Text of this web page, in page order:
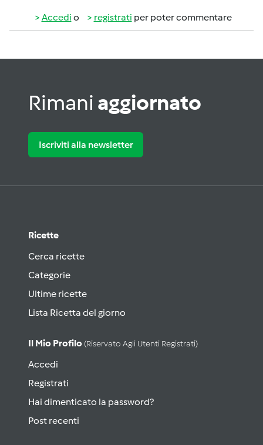
Accedi o registrati per poter commentare
Rimani aggiornato
Iscriviti alla newsletter
Ricette
Cerca ricette
Categorie
Ultime ricette
Lista Ricetta del giorno
Il Mio Profilo (riservato Agli Utenti Registrati)
Accedi
Registrati
Hai dimenticato la password?
Post recenti